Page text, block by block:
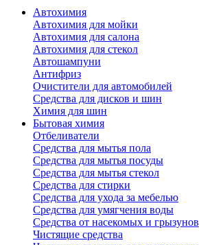
Автохимия
Автохимия для мойки
Автохимия для салона
Автохимия для стекол
Автошампуни
Антифриз
Очистители для автомобилей
Средства для дисков и шин
Химия для шин
Бытовая химия
Отбеливатели
Средства для мытья пола
Средства для мытья посуды
Средства для мытья стекол
Средства для стирки
Средства для ухода за мебелью
Средства для умягчения воды
Средства от насекомых и грызунов
Чистящие средства